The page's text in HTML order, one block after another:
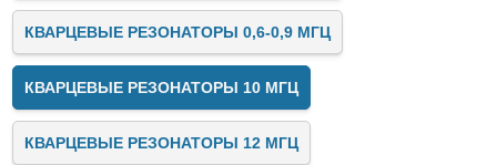
КВАРЦЕВЫЕ РЕЗОНАТОРЫ 0,6-0,9 МГЦ
КВАРЦЕВЫЕ РЕЗОНАТОРЫ 10 МГЦ
КВАРЦЕВЫЕ РЕЗОНАТОРЫ 12 МГЦ